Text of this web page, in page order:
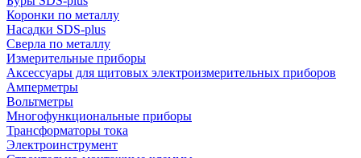
Коронки по металлу
Насадки SDS-plus
Сверла по металлу
Измерительные приборы
Аксессуары для щитовых электроизмерительных приборов
Амперметры
Вольтметры
Многофункциональные приборы
Трансформаторы тока
Электроинструмент